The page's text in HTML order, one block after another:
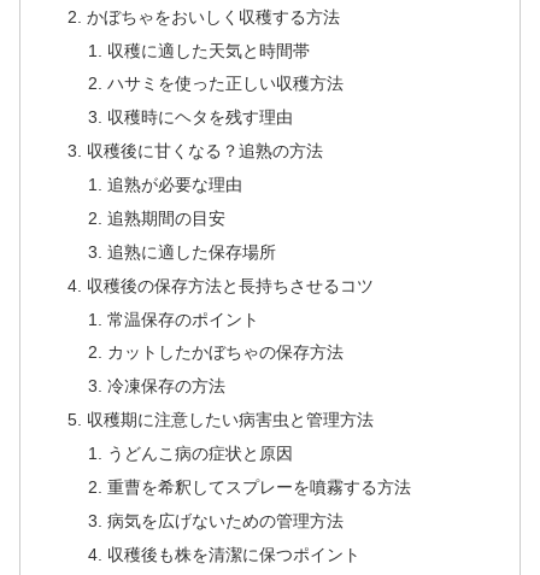
かぼちゃをおいしく収穫する方法
収穫に適した天気と時間帯
ハサミを使った正しい収穫方法
収穫時にヘタを残す理由
収穫後に甘くなる？追熟の方法
追熟が必要な理由
追熟期間の目安
追熟に適した保存場所
収穫後の保存方法と長持ちさせるコツ
常温保存のポイント
カットしたかぼちゃの保存方法
冷凍保存の方法
収穫期に注意したい病害虫と管理方法
うどんこ病の症状と原因
重曹を希釈してスプレーを噴霧する方法
病気を広げないための管理方法
収穫後も株を清潔に保つポイント